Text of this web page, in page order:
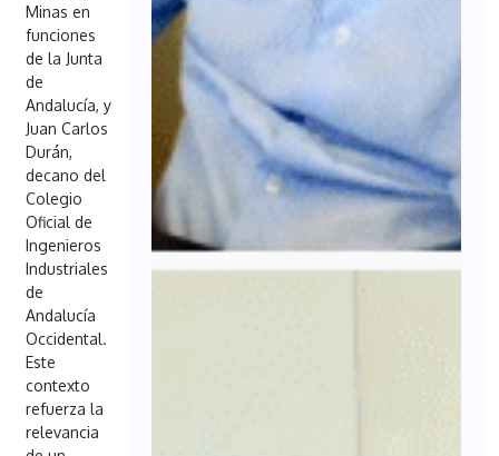
Minas en
funciones
de la Junta
de
Andalucía, y
Juan Carlos
Durán,
decano del
Colegio
Oficial de
Ingenieros
Industriales
de
Andalucía
Occidental.
Este
contexto
refuerza la
relevancia